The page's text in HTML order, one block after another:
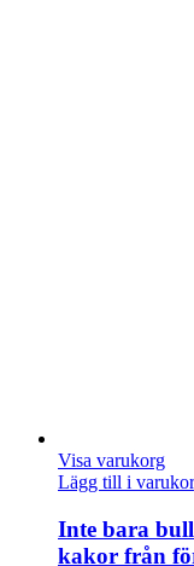
Visa varukorg
Lägg till i
Inte bara
kakor från